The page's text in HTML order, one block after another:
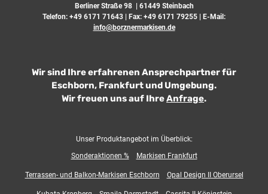
Berliner Straße 98 | 61449 Steinbach
Telefon: +49 6171 71643 | Fax: +49 6171 79255 | E-Mail:
info@borznermarkisen.de
Wir sind Ihre erfahrenen Ansprechpartner für
Eschborn, Frankfurt und Umgebung.
Wir freuen uns auf IhreAnfrage.
Unser Produktangebot im Überblick:
Sonderaktionen %
Markisen Frankfurt
Terrassen- und Balkon-Markisen Eschborn Opal Design II Oberursel